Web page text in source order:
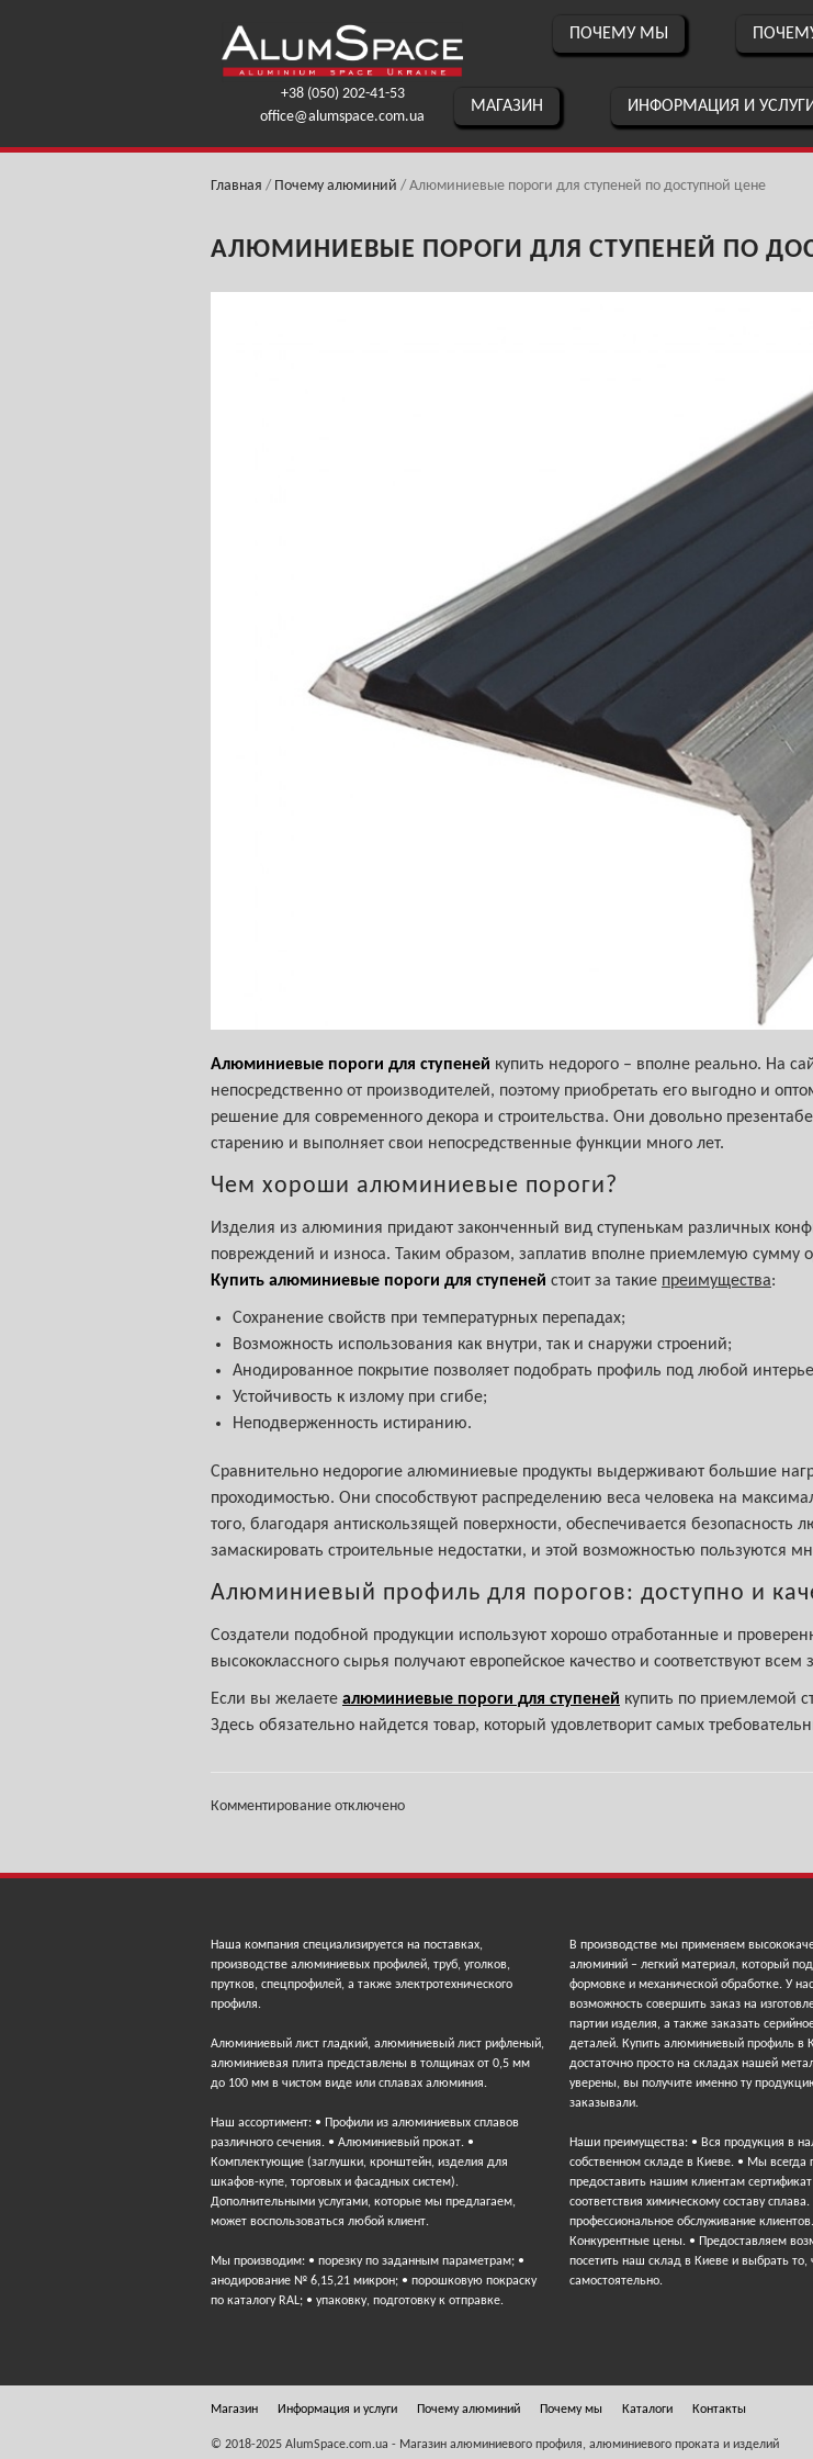
+38 (050) 202-41-53
office@alumspace.com.ua
ПОЧЕМУ МЫ
МАГАЗИН ИНФОРМАЦИЯ И УСЛУГИ
Главная / Почему алюминий / Алюминиевые пороги для ступеней по доступной цене
АЛЮМИНИЕВЫЕ ПОРОГИ ДЛЯ СТУПЕНЕЙ ПО
Алюминиевые пороги для ступеней купить недорого – вполне реально. На
непосредственно от производителей, поэтому приобретать его выгодно и
решение для современного декора и строительства. Они довольно
старению и выполняет свои непосредственные функции много лет.
Чем хороши алюминиевые пороги?
Изделия из алюминия придают законченный вид ступенькам различных
повреждений и износа. Таким образом, заплатив вполне приемлемую сумму
Купить алюминиевые пороги для ступеней стоит за такие преимущества:
Сохранение свойств при температурных перепадах;
Возможность использования как внутри, так и снаружи строений;
Анодированное покрытие позволяет подобрать профиль под любой
Устойчивость к излому при сгибе;
Неподверженность истиранию.
Сравнительно недорогие алюминиевые продукты выдерживают большие
проходимостью. Они способствуют распределению веса человека на
того, благодаря антискользящей поверхности, обеспечивается
замаскировать строительные недостатки, и этой возможностью пользуются
Алюминиевый профиль для порогов: доступно и
Создатели подобной продукции используют хорошо отработанные и
высококлассного сырья получают европейское качество и соответствуют
Если вы желаете алюминиевые пороги для ступеней купить по приемлемой
Здесь обязательно найдется товар, который удовлетворит самых
Комментирование отключено
Наша компания специализируется на поставках,
производстве алюминиевых профилей, труб, уголков,
прутков, спецпрофилей, а также электротехнического
профиля.
Алюминиевый лист гладкий, алюминиевый лист рифленый,
алюминиевая плита представлены в толщинах от 0,5 мм
до 100 мм в чистом виде или сплавах алюминия.
Наш ассортимент: • Профили из алюминиевых сплавов
различного сечения. • Алюминиевый прокат. •
Комплектующие (заглушки, кронштейн, изделия для
шкафов-купе, торговых и фасадных систем).
Дополнительными услугами, которые мы предлагаем,
может воспользоваться любой клиент.
Мы производим: • порезку по заданным параметрам; •
анодирование № 6,15,21 микрон; • порошковую покраску
по каталогу RAL; • упаковку, подготовку к отправке.
В производстве мы применяем
алюминий – легкий материал, который
формовке и механической обработке. У
возможность совершить заказ на
партии изделия, а также заказать
деталей. Купить алюминиевый профиль в
достаточно просто на складах нашей
уверены, вы получите именно ту
заказывали.
Наши преимущества: • Вся продукция в
собственном складе в Киеве. • Мы всегда
предоставить нашим клиентам сертификат
соответствия химическому составу
профессиональное обслуживание
Конкурентные цены. • Предоставляем
посетить наш склад в Киеве и выбрать то,
самостоятельно.
Магазин Информация и услуги Почему алюминий Почему мы Каталоги Контакты
© 2018-2025 AlumSpace.com.ua - Магазин алюминиевого профиля, алюминиевого проката и изделий